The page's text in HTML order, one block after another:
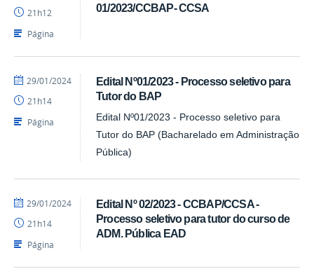
01/2023/CCBAP- CCSA
-
SEAD
21h12
Página
Edital Nº01/2023 - Processo seletivo para
Tutor do BAP
Edital Nº01/2023 - Processo seletivo para
Tutor do BAP (Bacharelado em Administração
Pública)
por
-
SEAD
publicado
29/01/2024
21h14
Página
Edital Nº 02/2023 - CCBAP/CCSA -
Processo seletivo para tutor do curso de
ADM. Pública EAD
por
-
SEAD
publicado
29/01/2024
21h14
Página